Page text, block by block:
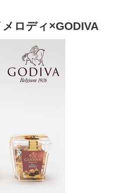
ロディ×GODIVA